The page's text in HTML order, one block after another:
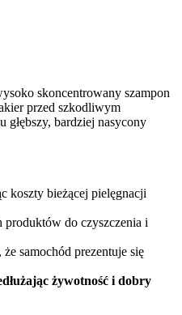
skoncentrowany szampon
przed szkodliwym
bardziej nasycony
koszty bieżącej pielęgnacji
produktów do czyszczenia i
samochód prezentuje się
żywotność i dobry